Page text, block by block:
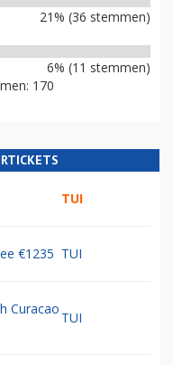
21% (36 stemmen)
6% (11 stemmen)
170
TUI
€1235 TUI
Curacao
TUI